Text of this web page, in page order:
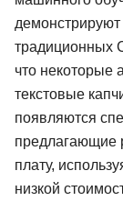
традиционных
что некоторые
текстовые
появляются
предлагающие
плату,
низкой